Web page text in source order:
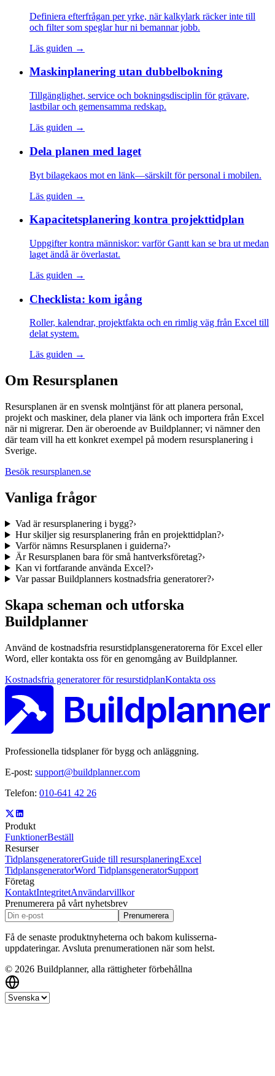
Definiera efterfrågan per yrke, när kalkylark räcker inte till
och filter som speglar hur ni bemannar jobb.
Läs guiden →
Maskinplanering utan dubbelbokning
Tillgänglighet, service och bokningsdisciplin för grävare,
lastbilar och gemensamma redskap.
Läs guiden →
Dela planen med laget
Byt bilagekaos mot en länk—särskilt för personal i mobilen.
Läs guiden →
Kapacitetsplanering kontra projekttidplan
Uppgifter kontra människor: varför Gantt kan se bra ut medan
laget ändå är överlastat.
Läs guiden →
Checklista: kom igång
Roller, kalendrar, projektfakta och en rimlig väg från Excel till
delat system.
Läs guiden →
Om Resursplanen
Resursplanen är en svensk molntjänst för att planera personal,
projekt och maskiner, dela planer via länk och importera från Excel
när ni migrerar. Den är oberoende av Buildplanner; vi nämner den
där team vill ha ett konkret exempel på modern resursplanering i
Sverige.
Besök resursplanen.se
Vanliga frågor
Vad är resursplanering i bygg?›
Hur skiljer sig resursplanering från en projekttidplan?›
Varför nämns Resursplanen i guiderna?›
Är Resursplanen bara för små hantverksföretag?›
Kan vi fortfarande använda Excel?›
Var passar Buildplanners kostnadsfria generatorer?›
Skapa scheman och utforska
Buildplanner
Använd de kostnadsfria resurstidplansgeneratorerna för Excel eller
Word, eller kontakta oss för en genomgång av Buildplanner.
Kostnadsfria generatorer för resurstidplanKontakta oss
Professionella tidsplaner för bygg och anläggning.
E-post: support@buildplanner.com
Telefon: 010-641 42 26
Produkt
FunktionerBeställ
Resurser
TidplansgeneratorerGuide till resursplaneringExcel
TidplansgeneratorWord TidplansgeneratorSupport
Företag
KontaktIntegritetAnvändarvillkor
Prenumerera på vårt nyhetsbrev
Prenumerera
Få de senaste produktnyheterna och bakom kulisserna-
uppdateringar. Avsluta prenumerationen när som helst.
© 2026 Buildplanner, alla rättigheter förbehållna